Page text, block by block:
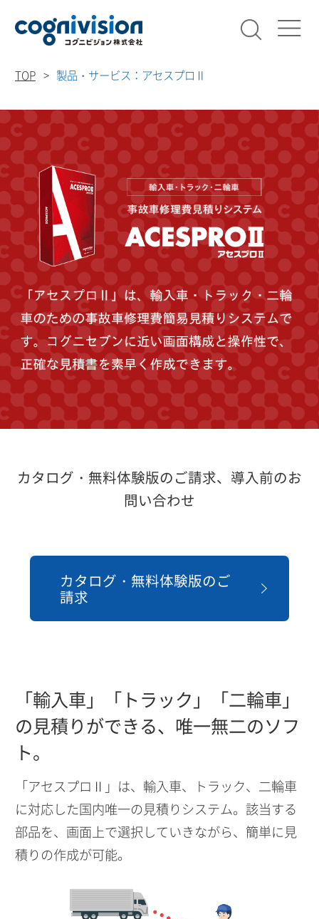
TOP 製品・サービス：アセスプロⅡ
カタログ・無料体験版のご請求、導入前のお
問い合わせ
カタログ・無料体験版のご
請求
「輸入車」「トラック」「二輪車」
の見積りができる、 唯一無二のソフ
ト。
「アセスプロⅡ」は、輸入車、トラック、二輪車
に対応した国内唯一の見積りシステム。該当する
部品を、画面上で選択していきながら、簡単に見
積りの作成が可能。